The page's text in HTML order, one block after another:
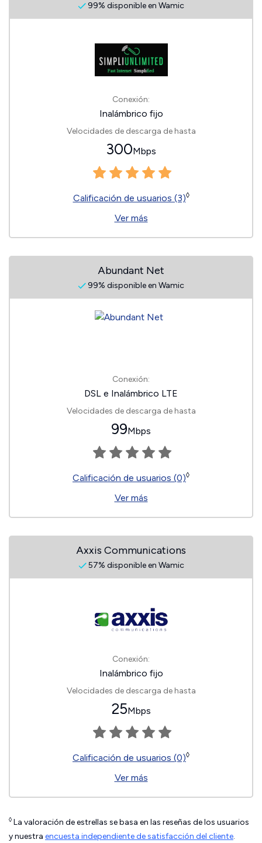
99% disponible en Wamic
Conexión:
Inalámbrico fijo
Velocidades de descarga de hasta
300Mbps
Calificación de usuarios (3)◊
Ver más
Abundant Net
99% disponible en Wamic
Conexión:
DSL e Inalámbrico LTE
Velocidades de descarga de hasta
99Mbps
Calificación de usuarios (0)◊
Ver más
Axxis Communications
57% disponible en Wamic
Conexión:
Inalámbrico fijo
Velocidades de descarga de hasta
25Mbps
Calificación de usuarios (0)◊
Ver más
◊ La valoración de estrellas se basa en las reseñas de los usuarios
y nuestra encuesta independiente de satisfacción del cliente.